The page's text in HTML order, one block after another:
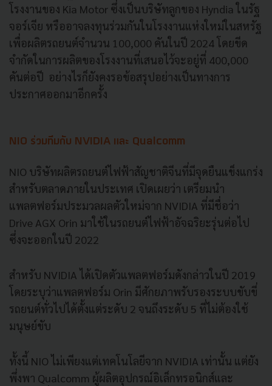
โรงงานของ Kia Motor ซึ่งเป็นบริษัทลูกของ Hyndia ในรัฐ
จอร์เจีย หรืออาจลงทุนร่วมกันในโรงงานแห่งใหม่ในสหรัฐ
เพื่อผลิตรถยนต์จำนวน 100,000 คันในปี 2024 โดยขีด
จำกัดในการผลิตของโรงงานที่เสนอไว้จะอยู่ที่ 400,000
คันต่อปี อย่างไรก็ยังคงรอข้อสรุปอย่างเป็นทางการ
ประกาศออกมาอีกครั้ง
NIO ร่วมทีมกับ NVIDIA และ Qualcomm
NIO บริษัทผลิตรถยนต์ไฟฟ้าสัญชาติจีนที่มีจุดยืนแข็งแกร่ง
สำหรับตลาดภายในประเทศ เปิดเผยว่า เตรียมนำ
แพลตฟอร์มประมวลผลตัวใหม่จาก NVIDIA ที่มีชื่อว่า
Drive AGX Orin มาใช้ในรถยนต์ไฟฟ้าอัจฉริยะรุ่นต่อไป
ซึ่งจะออกในปี 2022
สำหรับ NVIDIA ได้เปิดตัวแพลตฟอร์มดังกล่าวในปี 2019
โดยระบุว่าแพลตฟอร์ม Orin มีศักยภาพรับรองระบบขับขี่
รถยนต์ทั่วไปได้ตั้งแต่ระดับ 2 จนถึงระดับ 5 ที่ไม่ต้องใช้
มนุษย์ขับ
ทั้งนี้ NIO ไม่เพียงแต่เทคโนโลยีจาก NVIDIA เท่านั้น แต่ยัง
พึ่งพา Qualcomm ผู้ผลิตอุปกรณ์อิเล็กทรอนิกส์และ